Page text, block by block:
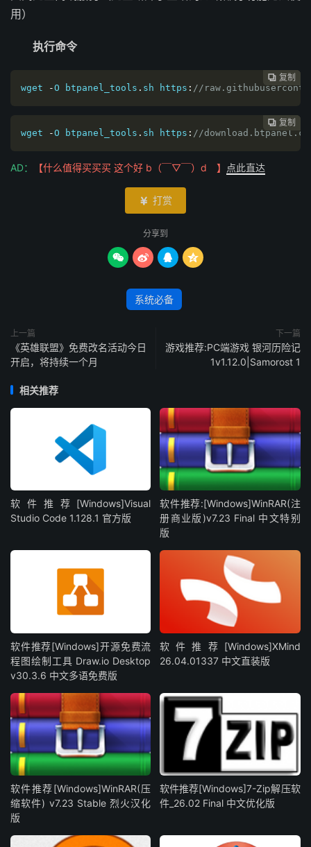
用）
执行命令
 复制
 复制
 复制
 复制
wget
-O btpanel_tools . sh https : //
 复制
 复制
 复制
wget
-O btpanel_tools . sh https : //
AD： 【什么值得买买买 这个好 b（￣▽￣）d 】 点此直达
 打赏
分享到
   
系统必备
上一篇
《英雄联盟》免费改名活动今日
开启，将持续一个月
下一篇
游戏推荐:PC端游戏 银河历险记
1v1.12.0|Samorost 1
相关推荐
软件推荐[Windows]Visual
Studio Code 1.128.1 官方版
软件推荐:[Windows]WinRAR(注
册商业版)v7.23 Final 中文特别
版
软件推荐[Windows]开源免费流
程图绘制工具 Draw.io Desktop
v30.3.6 中文多语免费版
软件推荐[Windows]XMind
26.04.01337 中文直装版
软件推荐[Windows]WinRAR(压
缩软件) v7.23 Stable 烈火汉化
版
软件推荐[Windows]7-Zip解压软
件_26.02 Final 中文优化版